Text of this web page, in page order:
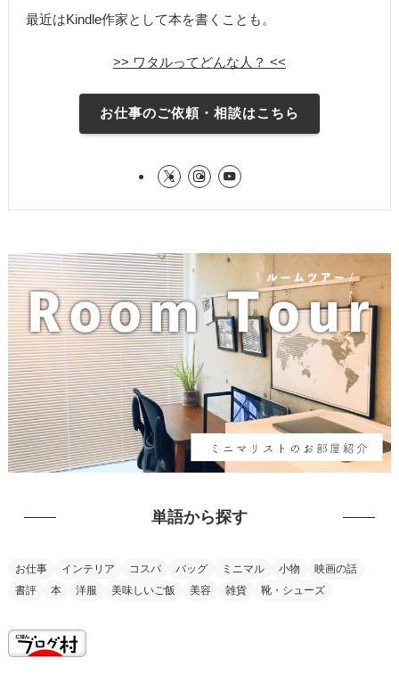
最近はKindle作家として本を書くことも。
>> ワタルってどんな人？ <<
お仕事のご依頼・相談はこちら
単語から探す
お仕事 インテリア コスパ バッグ ミニマル 小物
映画の話
書評
本 洋服 美味しいご飯 美容 雑貨 靴・シューズ